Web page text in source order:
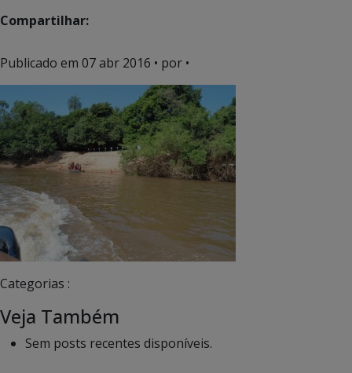
Compartilhar:
Publicado em 07 abr 2016 • por •
Categorias :
Veja Também
Sem posts recentes disponíveis.